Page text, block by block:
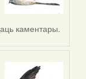
каментары.